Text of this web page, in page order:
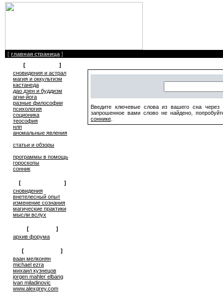
[ главная страница ]
[
]
сновидения и астрал
магия и оккультизм
кастанеда
дао дзен и буддизм
агни-йога
разные философии
психология
соционика
теософия
нлп
аномальные явления
статьи и обзоры
программы в помощь
гороскопы
сонник
[
]
cновидения
внетелесный опыт
изменение сознания
магические практики
мысли вслух
[
]
архив форума
[
]
ваан мелконян
michael ezra
михаил кузнецов
jorgen mahler elbang
ivan miladinovic
www.alexgrey.com
Введите ключевые слова из вашего сна через
запрошенное вами слово не найдено,
соннике